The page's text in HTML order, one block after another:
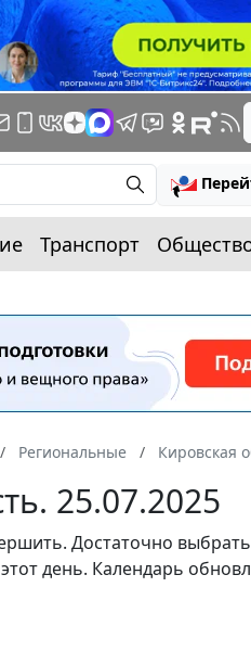
Транспорт
Региональные Кировская
25.07.2025
Достаточно
день. Календарь